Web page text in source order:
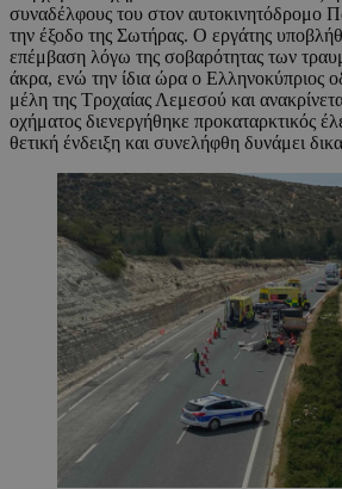
συναδέλφους του στον αυτοκινητόδρομο
την έξοδο της Σωτήρας. Ο εργάτης
επέμβαση λόγω της σοβαρότητας των
άκρα, ενώ την ίδια ώρα ο Ελληνοκύπριος
μέλη της Τροχαίας Λεμεσού και
οχήματος διενεργήθηκε προκαταρκτικός
θετική ένδειξη και συνελήφθη δυνάμει